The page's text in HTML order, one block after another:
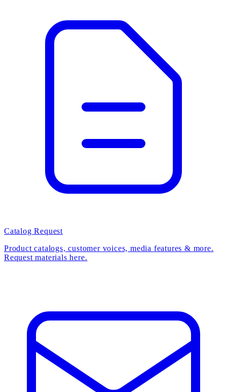
Catalog Request
Product catalogs, customer voices, media features & more.
Request materials here.